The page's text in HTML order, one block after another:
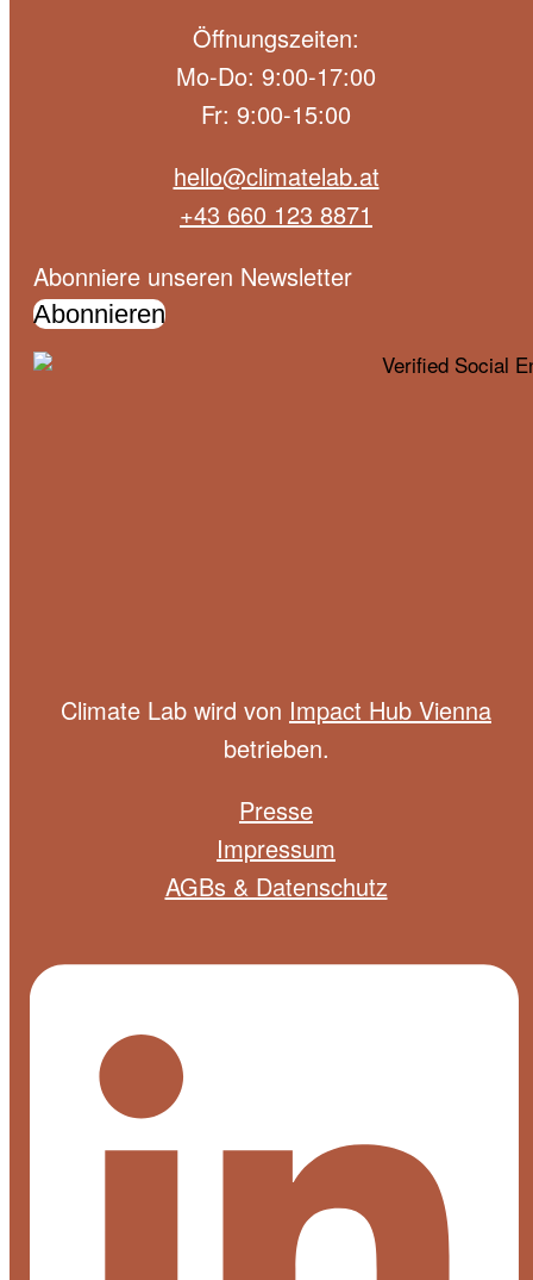
Öffnungszeiten:
Mo-Do: 9:00-17:00
Fr: 9:00-15:00
hello@climatelab.at
+43 660 123 8871
Abonniere unseren Newsletter
Abonnieren
Climate Lab wird von Impact Hub Vienna
betrieben.
Presse
Impressum
AGBs & Datenschutz